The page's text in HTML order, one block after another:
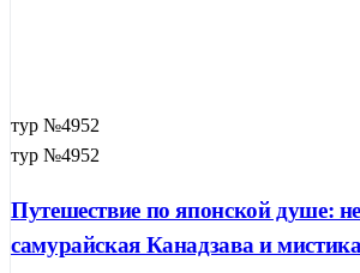
тур №4952
тур №4952
Путешествие по японской душе:
самурайская Канадзава и